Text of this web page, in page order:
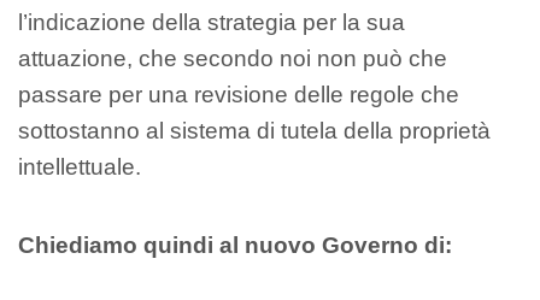
l’indicazione della strategia per la sua
attuazione, che secondo noi non può che
passare per una revisione delle regole che
sottostanno al sistema di tutela della proprietà
intellettuale.
Chiediamo quindi al nuovo Governo di: